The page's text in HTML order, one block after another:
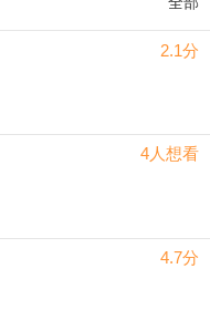
2.1分
4人想看
4.7分